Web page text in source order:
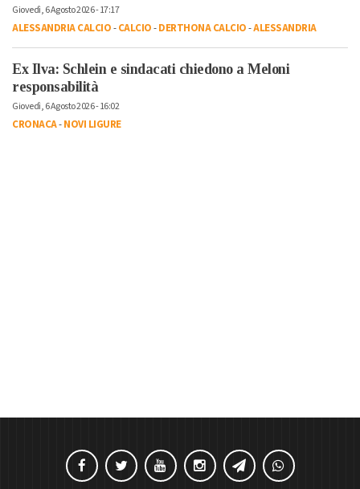
Giovedì, 6 Agosto 2026 - 17:17
ALESSANDRIA CALCIO-CALCIO-DERTHONA CALCIO-ALESSANDRIA
Ex Ilva: Schlein e sindacati chiedono a Meloni
responsabilità
Giovedì, 6 Agosto 2026 - 16:02
CRONACA-NOVI LIGURE